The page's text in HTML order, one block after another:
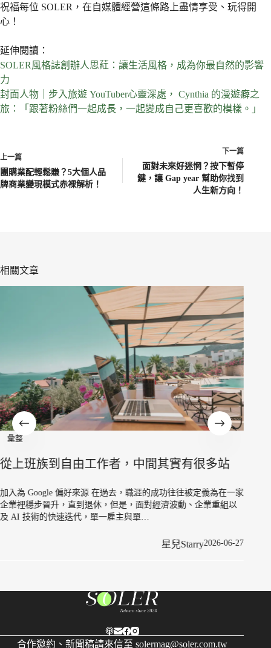
祝福每位 SOLER，在自媒體經營這條路上盡情享受、玩得開
心！
延伸閱讀：
SOLER風格誌創辦人思葒：讓生活風格，成為你最自然的影響
力
封面人物｜步入旅遊 YouTuber心靈深處， Cynthia 的漫遊癖之
旅：「跟著粉絲們一起成長，一起變成自己更喜歡的模樣。」
上一篇
團購業配輕鬆賺？5大個人品
牌商業變現模式赤裸解析！
下一篇
面對未來好迷惘？按下暫停
鍵，讓 Gap year 幫助你找到
人生新方向！
相關文章
彙整
從上班族到自由工作者，中間其實有很多站
加入為 Google 偏好來源 在過去，職涯的成功往往被定義為在一家
企業裡穩步晉升，直到退休，但是，面對經濟波動、企業重組以
及 AI 技術的快速迭代，單一雇主與單…
星兒Starry2026-06-27
喜好
合作邀約、新聞稿請來信至 solermag@soler.com.tw